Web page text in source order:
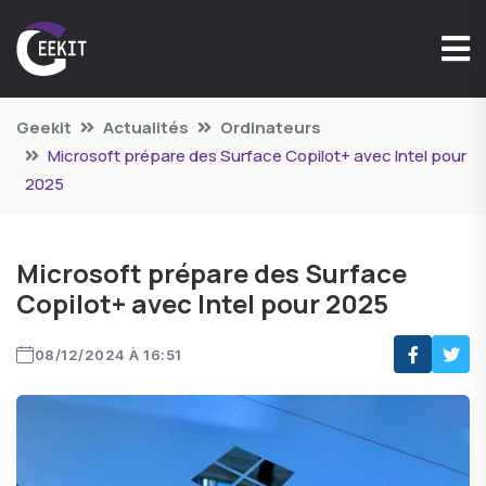
Geekit Actualités
Ordinateurs
Microsoft prépare des Surface Copilot+ avec Intel pour
2025
Microsoft prépare des Surface
Copilot+ avec Intel pour 2025
08/12/2024 À 16:51